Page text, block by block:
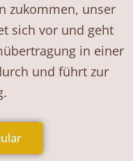
zukommen, unser
sich vor und geht
in einer
und führt zur